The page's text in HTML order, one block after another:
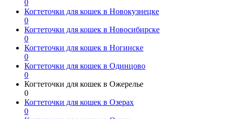
0
Когтеточки для кошек в Новокузнецке
0
Когтеточки для кошек в Новосибирске
0
Когтеточки для кошек в Ногинске
0
Когтеточки для кошек в Одинцово
0
Когтеточки для кошек в Ожерелье
0
Когтеточки для кошек в Озерах
0